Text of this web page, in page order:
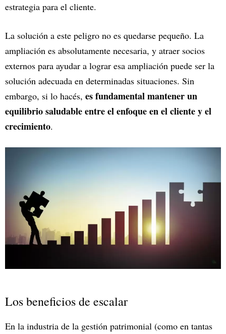
estrategia para el cliente.
La solución a este peligro no es quedarse pequeño. La
ampliación es absolutamente necesaria, y atraer socios
externos para ayudar a lograr esa ampliación puede ser la
solución adecuada en determinadas situaciones. Sin
embargo, si lo hacés, es fundamental mantener un
equilibrio saludable entre el enfoque en el cliente y el
crecimiento.
Los beneficios de escalar
En la industria de la gestión patrimonial (como en tantas